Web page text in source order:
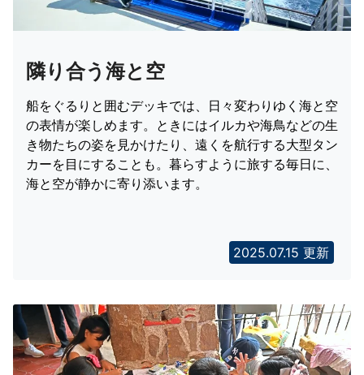
隣り合う海と空
船をぐるりと囲むデッキでは、日々変わりゆく海と空
の表情が楽しめます。ときにはイルカや海鳥などの生
き物たちの姿を見かけたり、遠くを航行する大型タン
カーを目にすることも。暮らすように旅する毎日に、
海と空が静かに寄り添います。
2025.07.15 更新